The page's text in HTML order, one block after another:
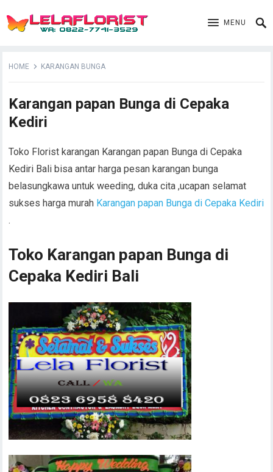
MENU
HOME KARANGAN BUNGA
Karangan papan Bunga di Cepaka
Kediri
Toko Florist karangan Karangan papan Bunga di Cepaka
Kediri Bali bisa antar harga pesan karangan bunga
belasungkawa untuk weeding, duka cita ,ucapan selamat
sukses harga murah Karangan papan Bunga di Cepaka Kediri
.
Toko Karangan papan Bunga di
Cepaka Kediri Bali